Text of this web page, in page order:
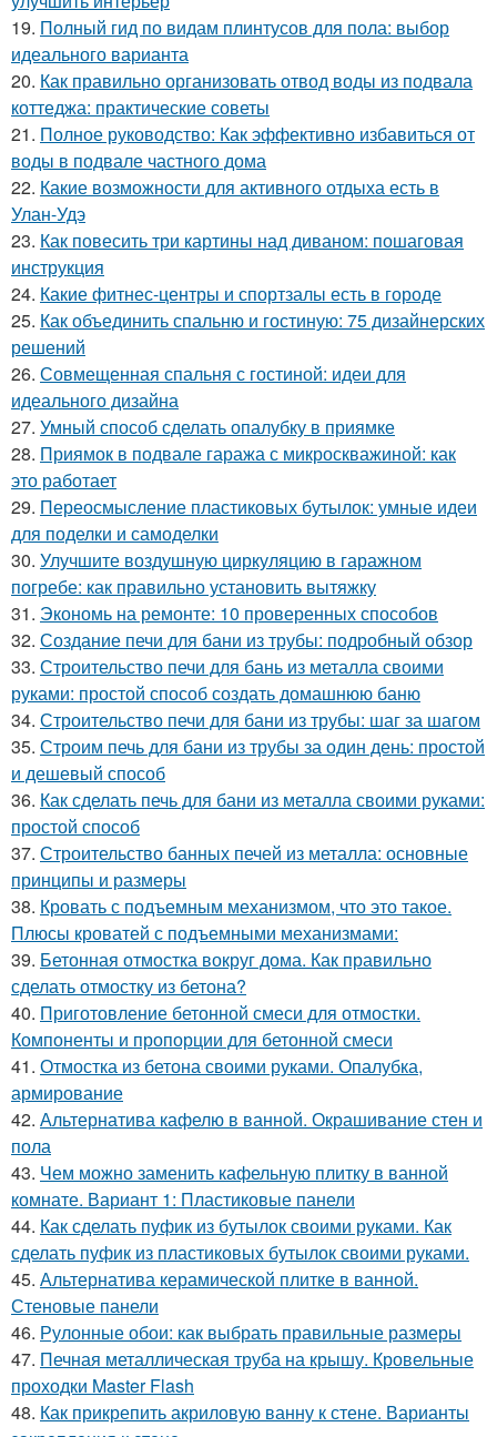
19. Полный гид по видам плинтусов для пола: выбор
идеального варианта
20. Как правильно организовать отвод воды из подвала
коттеджа: практические советы
21. Полное руководство: Как эффективно избавиться от
воды в подвале частного дома
22. Какие возможности для активного отдыха есть в
Улан-Удэ
23. Как повесить три картины над диваном: пошаговая
инструкция
24. Какие фитнес-центры и спортзалы есть в городе
25. Как объединить спальню и гостиную: 75 дизайнерских
решений
26. Совмещенная спальня с гостиной: идеи для
идеального дизайна
27. Умный способ сделать опалубку в приямке
28. Приямок в подвале гаража с микроскважиной: как
это работает
29. Переосмысление пластиковых бутылок: умные идеи
для поделки и самоделки
30. Улучшите воздушную циркуляцию в гаражном
погребе: как правильно установить вытяжку
31. Экономь на ремонте: 10 проверенных способов
32. Создание печи для бани из трубы: подробный обзор
33. Строительство печи для бань из металла своими
руками: простой способ создать домашнюю баню
34. Строительство печи для бани из трубы: шаг за шагом
35. Строим печь для бани из трубы за один день: простой
и дешевый способ
36. Как сделать печь для бани из металла своими руками:
простой способ
37. Строительство банных печей из металла: основные
принципы и размеры
38. Кровать с подъемным механизмом, что это такое.
Плюсы кроватей с подъемными механизмами:
39. Бетонная отмостка вокруг дома. Как правильно
сделать отмостку из бетона?
40. Приготовление бетонной смеси для отмостки.
Компоненты и пропорции для бетонной смеси
41. Отмостка из бетона своими руками. Опалубка,
армирование
42. Альтернатива кафелю в ванной. Окрашивание стен и
пола
43. Чем можно заменить кафельную плитку в ванной
комнате. Вариант 1: Пластиковые панели
44. Как сделать пуфик из бутылок своими руками. Как
сделать пуфик из пластиковых бутылок своими руками.
45. Альтернатива керамической плитке в ванной.
Стеновые панели
46. Рулонные обои: как выбрать правильные размеры
47. Печная металлическая труба на крышу. Кровельные
проходки Master Flash
48. Как прикрепить акриловую ванну к стене. Варианты